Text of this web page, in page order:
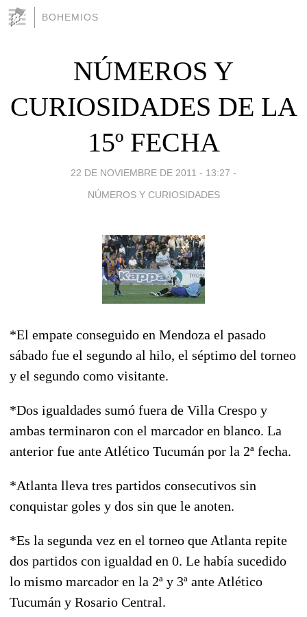
BOHEMIOS
NÚMEROS Y
CURIOSIDADES DE LA
15º FECHA
22 DE NOVIEMBRE DE 2011 - 13:27 -
NÚMEROS Y CURIOSIDADES
*El empate conseguido en Mendoza el pasado
sábado fue el segundo al hilo, el séptimo del torneo
y el segundo como visitante.
*Dos igualdades sumó fuera de Villa Crespo y
ambas terminaron con el marcador en blanco. La
anterior fue ante Atlético Tucumán por la 2ª fecha.
*Atlanta lleva tres partidos consecutivos sin
conquistar goles y dos sin que le anoten.
*Es la segunda vez en el torneo que Atlanta repite
dos partidos con igualdad en 0. Le había sucedido
lo mismo marcador en la 2ª y 3ª ante Atlético
Tucumán y Rosario Central.